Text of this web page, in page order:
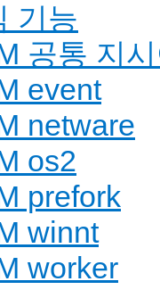
기능
공통 지
event
netware
os2
prefork
winnt
worker